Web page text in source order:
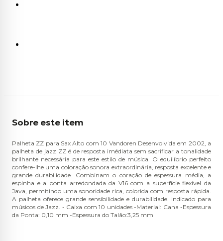
Sobre este item
Palheta ZZ para Sax Alto com 10 Vandoren Desenvolvida em 2002, a
palheta de jazz ZZ é de resposta imédiata sem sacrificar a tonalidade
brilhante necessária para este estilo de música. O equilíbrio perfeito
confere-lhe uma coloração sonora extraordinária, resposta excelente e
grande durabilidade. Combinam o coração de espessura média, a
espinha e a ponta arredondada da V16 com a superfície flexível da
Java, permitindo uma sonoridade rica, colorida com resposta rápida.
A palheta oferece grande sensibilidade e durabilidade. Indicado para
músicos de Jazz. - Caixa com 10 unidades -Material: Cana -Espessura
da Ponta: 0,10 mm -Espessura do Talão:3,25 mm